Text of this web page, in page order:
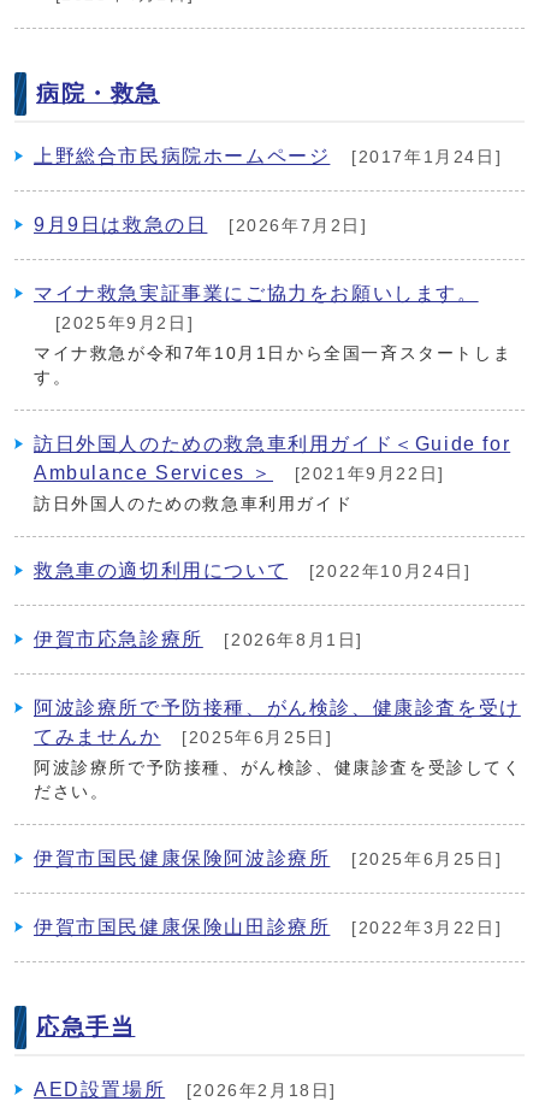
病院・救急
上野総合市民病院ホームページ [2017年1月24日]
9月9日は救急の日 [2026年7月2日]
マイナ救急実証事業にご協力をお願いします。
[2025年9月2日]
マイナ救急が令和7年10月1日から全国一斉スタートしま
す。
訪日外国人のための救急車利用ガイド＜Guide for
Ambulance Services ＞
[2021年9月22日]
訪日外国人のための救急車利用ガイド
救急車の適切利用について [2022年10月24日]
伊賀市応急診療所 [2026年8月1日]
阿波診療所で予防接種、がん検診、健康診査を受け
てみませんか
[2025年6月25日]
阿波診療所で予防接種、がん検診、健康診査を受診してく
ださい。
伊賀市国民健康保険阿波診療所 [2025年6月25日]
伊賀市国民健康保険山田診療所 [2022年3月22日]
応急手当
AED設置場所 [2026年2月18日]